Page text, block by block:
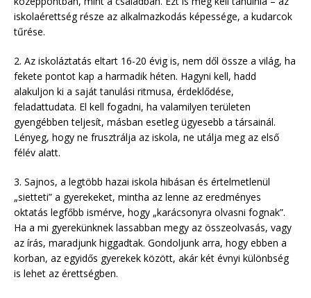
iskolaérettség része az alkalmazkodás képessége, a kudarcok
tűrése.
2. Az iskoláztatás eltart 16-20 évig is, nem dől össze a világ, ha
fekete pontot kap a harmadik héten. Hagyni kell, hadd
alakuljon ki a saját tanulási ritmusa, érdeklődése,
feladattudata. El kell fogadni, ha valamilyen területen
gyengébben teljesít, másban esetleg ügyesebb a társainál.
Lényeg, hogy ne frusztrálja az iskola, ne utálja meg az első
félév alatt.
3. Sajnos, a legtöbb hazai iskola hibásan és értelmetlenül
„sietteti” a gyerekeket, mintha az lenne az eredményes
oktatás legfőbb ismérve, hogy „karácsonyra olvasni fognak”.
Ha a mi gyerekünknek lassabban megy az összeolvasás, vagy
az írás, maradjunk higgadtak. Gondoljunk arra, hogy ebben a
korban, az egyidős gyerekek között, akár két évnyi különbség
is lehet az érettségben.